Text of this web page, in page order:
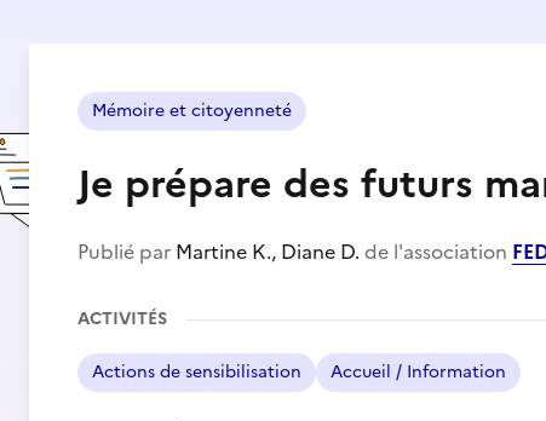
Mémoire et citoyenneté
Je prépare des futurs
Publié par Martine K., Diane D. de l'association
ACTIVITÉS
Actions de sensibilisation Accueil / Information